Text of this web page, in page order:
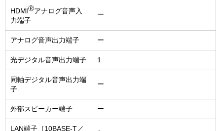
HDMIⓇアナログ音声入
力端子
ー
アナログ音声出力端子 ー
光デジタル音声出力端子 1
同軸デジタル音声出力端
子
ー
外部スピーカー端子 ー
LAN端子［10BASE-T／